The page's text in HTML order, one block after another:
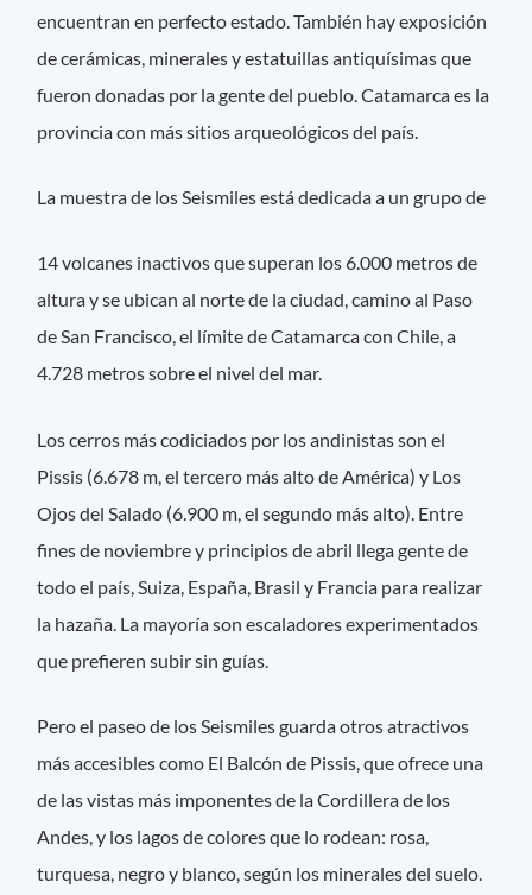
encuentran en perfecto estado. También hay exposición
de cerámicas, minerales y estatuillas antiquísimas que
fueron donadas por la gente del pueblo. Catamarca es la
provincia con más sitios arqueológicos del país.
La muestra de los Seismiles está dedicada a un grupo de
14 volcanes inactivos que superan los 6.000 metros de
altura y se ubican al norte de la ciudad, camino al Paso
de San Francisco, el límite de Catamarca con Chile, a
4.728 metros sobre el nivel del mar.
Los cerros más codiciados por los andinistas son el
Pissis (6.678 m, el tercero más alto de América) y Los
Ojos del Salado (6.900 m, el segundo más alto). Entre
fines de noviembre y principios de abril llega gente de
todo el país, Suiza, España, Brasil y Francia para realizar
la hazaña. La mayoría son escaladores experimentados
que prefieren subir sin guías.
Pero el paseo de los Seismiles guarda otros atractivos
más accesibles como El Balcón de Pissis, que ofrece una
de las vistas más imponentes de la Cordillera de los
Andes, y los lagos de colores que lo rodean: rosa,
turquesa, negro y blanco, según los minerales del suelo.